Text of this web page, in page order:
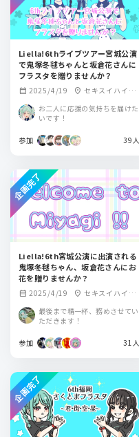
Liella!6thライブツアー宮城公演
で鬼塚冬毬ちゃんと坂倉花さんに
フラスタを贈りませんか？
calendar_month 2025/4/19 location_on セキスイハイム
お二人に応援の気持ちを届けた
いです！
参加 39人
Liella!6th宮城公演に出演される
鬼塚冬毬ちゃん、坂倉花さんにお
花を贈りませんか？
calendar_month 2025/4/19 location_on セキスイハイム
最後まで精一杯、務めさせてい
ただきます！
参加 31人
企画完了
企画完了